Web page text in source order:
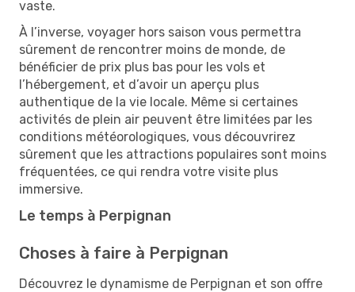
vaste.
À l’inverse, voyager hors saison vous permettra
sûrement de rencontrer moins de monde, de
bénéficier de prix plus bas pour les vols et
l’hébergement, et d’avoir un aperçu plus
authentique de la vie locale. Même si certaines
activités de plein air peuvent être limitées par les
conditions météorologiques, vous découvrirez
sûrement que les attractions populaires sont moins
fréquentées, ce qui rendra votre visite plus
immersive.
Le temps à Perpignan
Choses à faire à Perpignan
Découvrez le dynamisme de Perpignan et son offre